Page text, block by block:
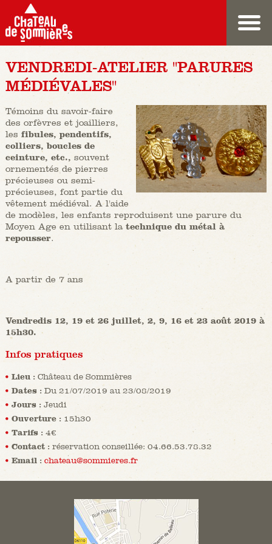
VENDREDI-ATELIER "PARURES
MÉDIÉVALES"
Témoins du savoir-faire
des orfèvres et joailliers,
les fibules, pendentifs,
colliers, boucles de
ceinture, etc., souvent
ornementés de pierres
précieuses ou semi-
précieuses, font partie du
vêtement médiéval. A l'aide
de modèles, les enfants reproduisent une parure du
Moyen Age en utilisant la technique du métal à
repousser.
A partir de 7 ans
Vendredis 12, 19 et 26 juillet, 2, 9, 16 et 23 août 2019 à
15h30.
Infos pratiques
Lieu : Château de Sommières
Dates : Du 21/07/2019 au 23/08/2019
Jours : Jeudi
Ouverture : 15h30
Tarifs : 4€
Contact : réservation conseillée: 04.66.53.78.32
Email : chateau@sommieres.fr